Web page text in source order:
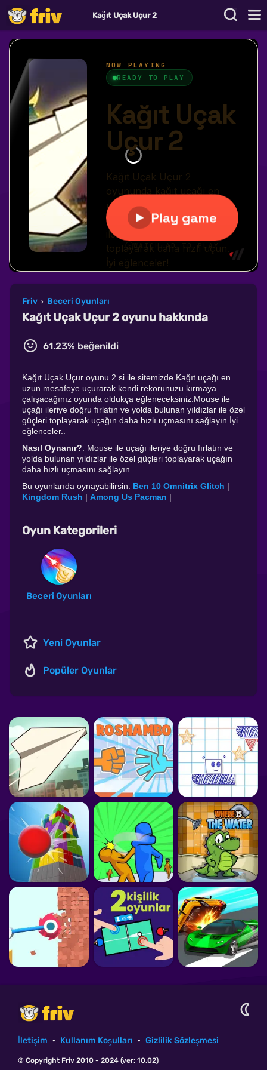
Kağıt Uçak Uçur 2
Friv › Beceri Oyunları
Kağıt Uçak Uçur 2 oyunu hakkında
61.23% beğenildi
Kağıt Uçak Uçur oyunu 2.si ile sitemizde.Kağıt uçağı en
uzun mesafeye uçurarak kendi rekorunuzu kırmaya
çalışacağınız oyunda oldukça eğleneceksiniz.Mouse ile
uçağı ileriye doğru fırlatın ve yolda bulunan yıldızlar ile özel
güçleri toplayarak uçağın daha hızlı uçmasını sağlayın.İyi
eğlenceler..
Nasıl Oynanır?: Mouse ile uçağı ileriye doğru fırlatın ve
yolda bulunan yıldızlar ile özel güçleri toplayarak uçağın
daha hızlı uçmasını sağlayın.
Bu oyunlarıda oynayabilirsin: Ben 10 Omnitrix Glitch |
Kingdom Rush | Among Us Pacman |
Oyun Kategorileri
Beceri Oyunları
Yeni Oyunlar
Popüler Oyunlar
İletişim · Kullanım Koşulları · Gizlilik Sözleşmesi
© Copyright Friv 2010 - 2024 (ver: 10.02)